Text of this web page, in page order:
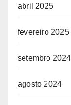
abril 2025
fevereiro 2025
setembro 2024
agosto 2024